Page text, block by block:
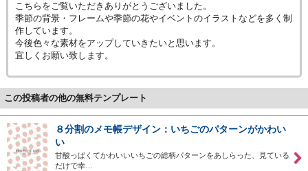
こちらをご覧いただきありがとうございました。
季節の背景・フレームや季節の花やイベントのイラストなどを多く制
作しています。
今後色々な素材をアップしていきたいと思います。
宜しくお願い致します。
この投稿者の他の無料テンプレート
８分割のメモ帳デザイン：いちごのパターンがかわい
い
甘酸っぱくてかわいいいちごの総柄パターンをあしらった、見ている
だけで幸…